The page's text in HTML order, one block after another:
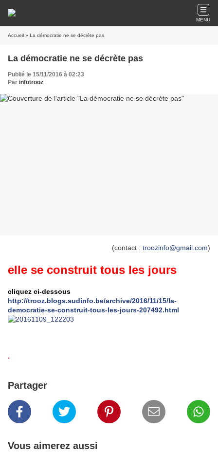
MENU
Accueil » La démocratie ne se décrète pas
La démocratie ne se décrète pas
Publié le 15/11/2016 à 02:23
Par infotrooz
(contact : troozinfo@gmail.com)
elle se construit tous les jours
cliquez ci-dessous
http://trooz.blogs.sudinfo.be/archive/2016/11/15/la-
democratie-se-construit-tous-les-jours-207492.html
.
Partager
Vous aimerez aussi